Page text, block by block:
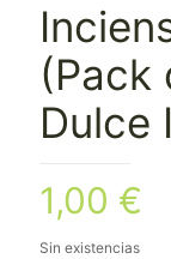
(Pack
Dulce
1,00 €
Sin existencias